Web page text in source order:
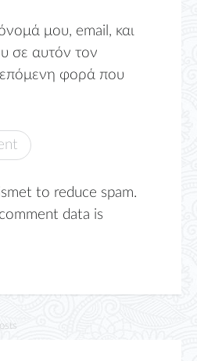
μου, email, και
σε αυτόν τον
φορά που
to reduce spam.
data is